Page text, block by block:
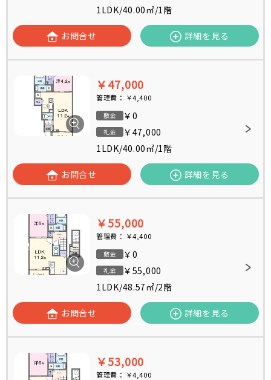
1LDK/40.00㎡/1階
お問合せ 詳細を見る
￥47,000
管理費： ￥4,400
敷金 ￥0
礼金
￥47,000
1LDK/40.00㎡/1階
お問合せ 詳細を見る
￥55,000
管理費： ￥4,400
敷金 ￥0
礼金
￥55,000
1LDK/48.57㎡/2階
お問合せ 詳細を見る
￥53,000
管理費： ￥4,400